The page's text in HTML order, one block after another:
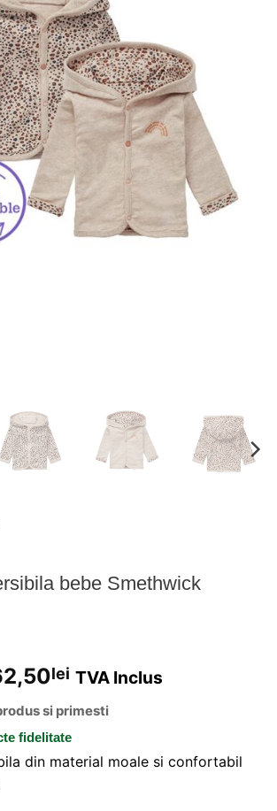
bebe Smethwick
lei TVA Inclus
si primesti
fidelitate
din material moale si confortabil